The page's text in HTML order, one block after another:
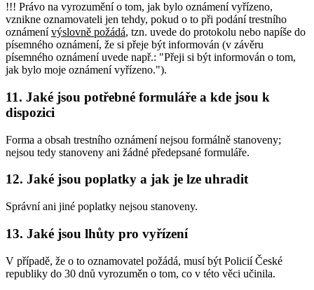
!!! Právo na vyrozumění o tom, jak bylo oznámení vyřízeno,
vznikne oznamovateli jen tehdy, pokud o to při podání trestního
oznámenívýslovně požádá, tzn. uvede do protokolu nebo napíše do
písemného oznámení, že si přeje být informován (v závěru
písemného oznámení uvede např.: "Přeji si být informován o tom,
jak bylo moje oznámení vyřízeno.").
11. Jaké jsou potřebné formuláře a kde jsou k
dispozici
Forma a obsah trestního oznámení nejsou formálně stanoveny;
nejsou tedy stanoveny ani žádné předepsané formuláře.
12. Jaké jsou poplatky a jak je lze uhradit
Správní ani jiné poplatky nejsou stanoveny.
13. Jaké jsou lhůty pro vyřízení
V případě, že o to oznamovatel požádá, musí být Policií České
republiky do 30 dnů vyrozuměn o tom, co v této věci učinila.